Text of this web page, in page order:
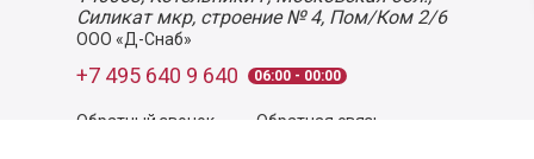
Силикат мкр, строение № 4, Пом/Ком 2/6
ООО «Д-Снаб»
+7 495 640 9 640 06:00 - 00:00
Обратный звонок Обратная связь